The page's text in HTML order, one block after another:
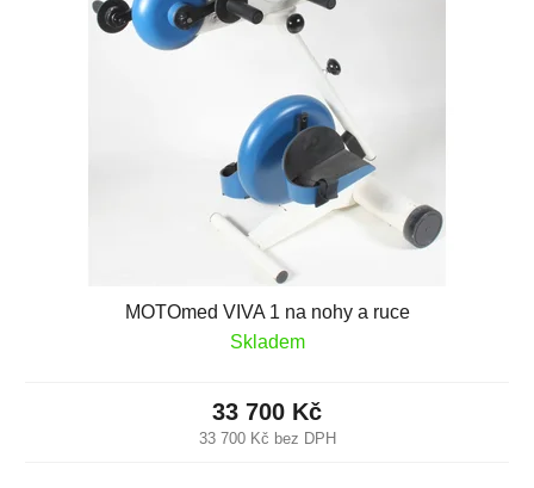
MOTOmed VIVA 1 na nohy a ruce
Skladem
33 700 Kč bez DPH
33 700 Kč